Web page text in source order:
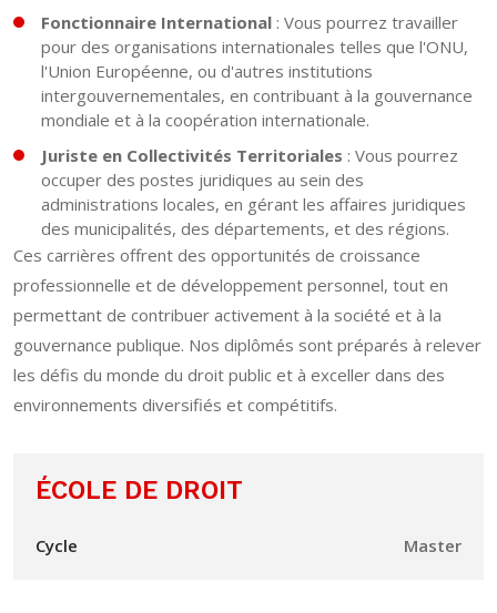
Fonctionnaire International : Vous pourrez travailler
pour des organisations internationales telles que l'ONU,
l'Union Européenne, ou d'autres institutions
intergouvernementales, en contribuant à la gouvernance
mondiale et à la coopération internationale.
Juriste en Collectivités Territoriales : Vous pourrez
occuper des postes juridiques au sein des
administrations locales, en gérant les affaires juridiques
des municipalités, des départements, et des régions.
Ces carrières offrent des opportunités de croissance
professionnelle et de développement personnel, tout en
permettant de contribuer activement à la société et à la
gouvernance publique. Nos diplômés sont préparés à relever
les défis du monde du droit public et à exceller dans des
environnements diversifiés et compétitifs.
ÉCOLE DE DROIT
Cycle Master